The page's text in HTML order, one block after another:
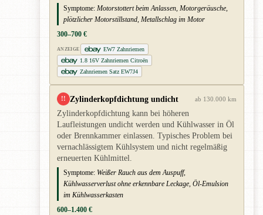
Symptome: Motorstottert beim Anlassen, Motorgeräusche,
plötzlicher Motorstillstand, Metallschlag im Motor
300–700 €
ANZEIGE
EW7 Zahnriemen
1.8 16V Zahnriemen Citroën
Zahnriemen Satz EW7J4
!! Zylinderkopfdichtung undicht ab 130.000 km
Zylinderkopfdichtung kann bei höheren
Laufleistungen undicht werden und Kühlwasser in Öl
oder Brennkammer einlassen. Typisches Problem bei
vernachlässigtem Kühlsystem und nicht regelmäßig
erneuerten Kühlmittel.
Symptome: Weißer Rauch aus dem Auspuff,
Kühlwasserverlust ohne erkennbare Leckage, Öl-Emulsion
im Kühlwasserkasten
600–1.400 €